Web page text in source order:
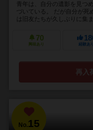
青年は、自分の遺影を見つ
づいている。 だが自分が死
は旧友たちが久しぶりに集
70
興味あり 経験あり
再入
No.15